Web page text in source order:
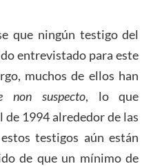
que ningún testigo del
entrevistado para este
muchos de ellos han
non suspecto, lo que
1994 alrededor de las
testigos aún están
de que un mínimo de